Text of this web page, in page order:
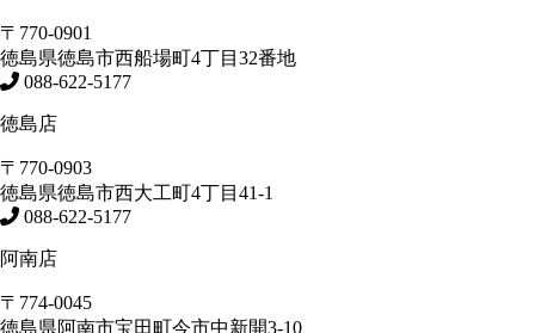
〒770-0901
徳島県徳島市西船場町4丁目32番地
088-622-5177
徳島店
〒770-0903
徳島県徳島市西大工町4丁目41-1
088-622-5177
阿南店
〒774-0045
徳島県阿南市宝田町今市中新開3-10